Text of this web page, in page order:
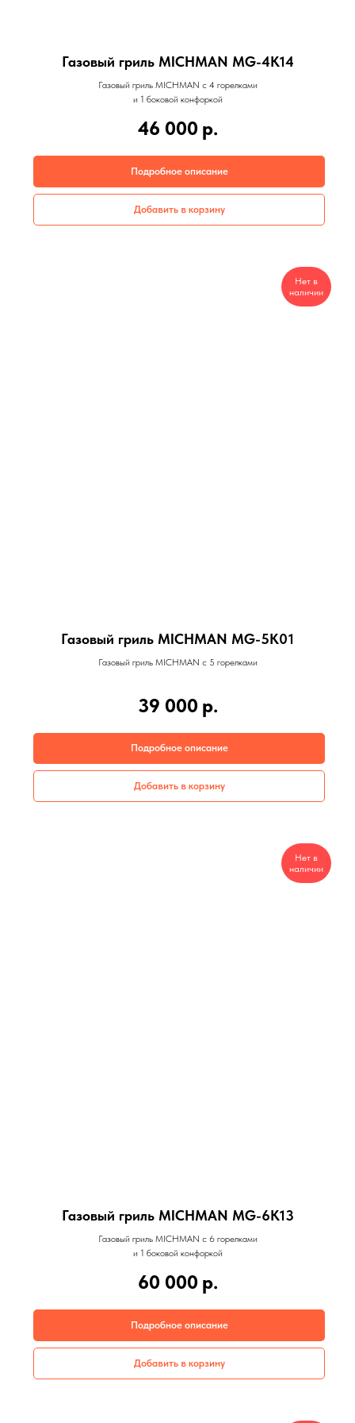
Газовый гриль MICHMAN MG-4K14
Газовый гриль MICHMAN с 4 горелками
и 1 боковой конфоркой
46 000 р.
Подробное описание
Добавить в корзину
Нет в
наличии
Газовый гриль MICHMAN MG-5K01
Газовый гриль MICHMAN с 5 горелками
39 000 р.
Подробное описание
Добавить в корзину
Нет в
наличии
Газовый гриль MICHMAN MG-6K13
Газовый гриль MICHMAN с 6 горелками
и 1 боковой конфоркой
60 000 р.
Подробное описание
Добавить в корзину